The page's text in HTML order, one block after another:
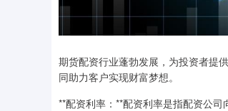
期货配资行业蓬勃发展，为投资者提
同助力客户实现财富梦想。
**配资利率：**配资利率是指配资公